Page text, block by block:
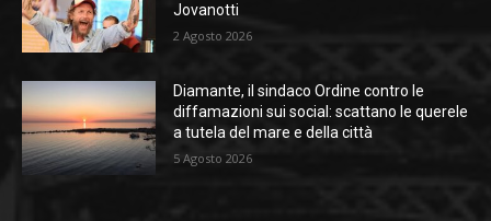
Jovanotti
2 Agosto 2026
Diamante, il sindaco Ordine contro le
diffamazioni sui social: scattano le querele
a tutela del mare e della città
5 Agosto 2026